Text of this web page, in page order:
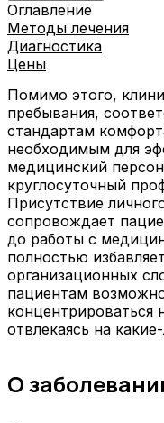
Оглавление
Методы лечения
Диагностика
Цены
Помимо этого,
пребывания,
стандартам
необходимым для
медицинский
круглосуточный
Присутствие
сопровождает
до работы с
полностью
организационных
пациентам
концентрироваться
отвлекаясь на
О